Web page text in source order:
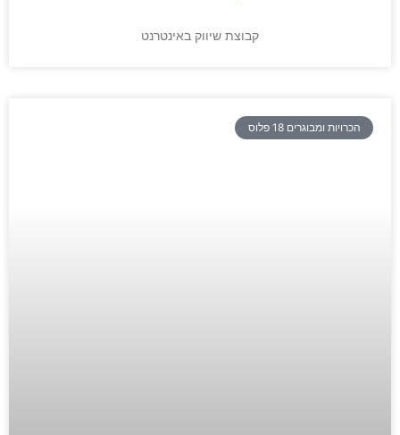
קבוצת שיווק באינטרנט
הכרויות ומבוגרים 18 פלוס